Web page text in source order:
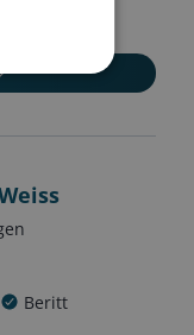
Beritt